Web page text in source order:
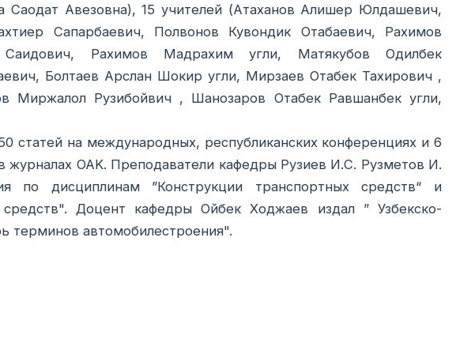
Авезовна), 15 учителей (Атаханов Алишер Юлдашевич,
Сапарбаевич, Полвонов Кувондик Отабаевич, Рахимов
Рахимов Мадрахим угли, Матякубов Одилбек
Болтаев Арслан Шокир угли, Мирзаев Отабек Тахирович ,
Миржалол Рузибойвич , Шанозаров Отабек Равшанбек угли,
статей на международных, республиканских конференциях и 6
журналах OAK. Преподаватели кафедры Рузиев И.С. Рузметов И.
по дисциплинам ”Конструкции транспортных средств“ и
средств". Доцент кафедры Ойбек Ходжаев издал ” Узбекско-
терминов автомобилестроения".